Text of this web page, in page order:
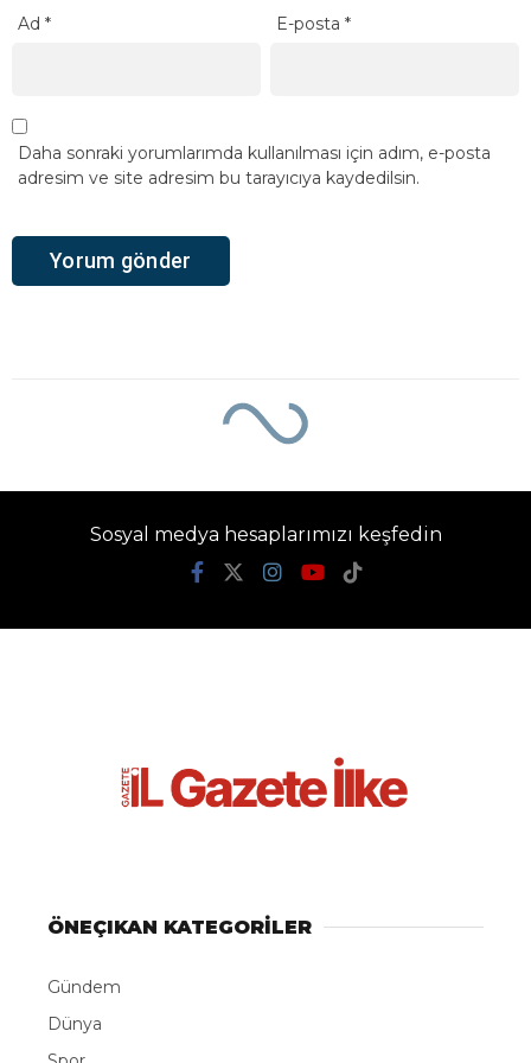
Ad * E-posta*
Daha sonraki yorumlarımda kullanılması için adım, e-posta
adresim ve site adresim bu tarayıcıya kaydedilsin.
Sosyal medya hesaplarımızı keşfedin
ÖNEÇIKAN KATEGORİLER
Gündem
Dünya